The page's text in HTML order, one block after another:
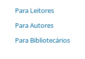
Para Leitores
Para Autores
Para Bibliotecários